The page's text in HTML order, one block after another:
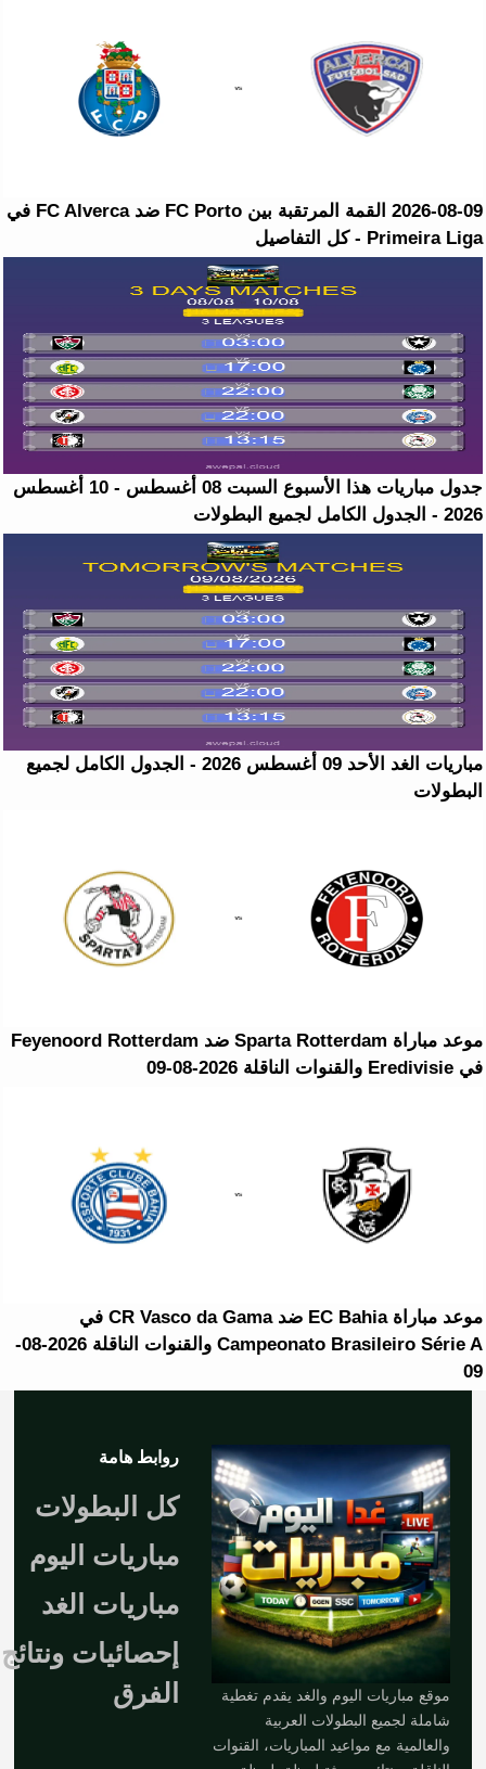
2026-08-09 القمة المرتقبة بين FC Porto ضد FC Alverca في
Primeira Liga - كل التفاصيل
جدول مباريات هذا الأسبوع السبت 08 أغسطس - 10 أغسطس
2026 - الجدول الكامل لجميع البطولات
مباريات الغد الأحد 09 أغسطس 2026 - الجدول الكامل لجميع
البطولات
موعد مباراة Sparta Rotterdam ضد Feyenoord Rotterdam
في Eredivisie والقنوات الناقلة 2026-08-09
موعد مباراة EC Bahia ضد CR Vasco da Gama في
Campeonato Brasileiro Série A والقنوات الناقلة 2026-08-
09
موقع مباريات اليوم والغد يقدم تغطية
شاملة لجميع البطولات العربية
والعالمية مع مواعيد المباريات، القنوات
روابط هامة
كل البطولات
مباريات اليوم
مباريات الغد
إحصائيات ونتائج
الفرق